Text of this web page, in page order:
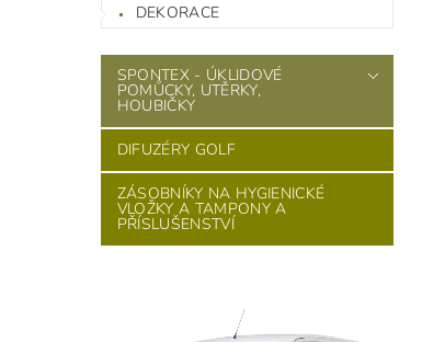
DEKORACE
SPONTEX - ÚKLIDOVÉ
POMŮCKY, UTĚRKY,
HOUBIČKY
DIFUZÉRY GOLF
ZÁSOBNÍKY NA HYGIENICKÉ
VLOŽKY A TAMPONY A
PŘÍSLUŠENSTVÍ